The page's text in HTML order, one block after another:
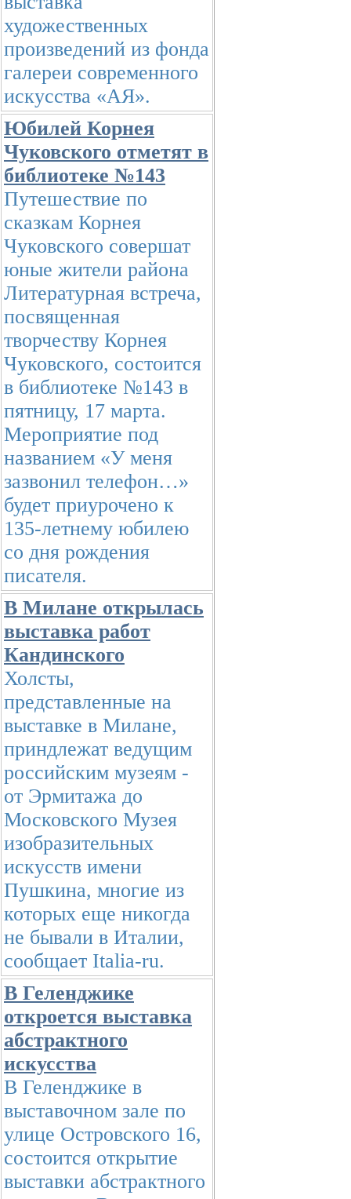
художественных
произведений из фонда
галереи современного
искусства «АЯ».
Юбилей Корнея
Чуковского отметят в
библиотеке №143
Путешествие по
сказкам Корнея
Чуковского совершат
юные жители района
Литературная встреча,
посвященная
творчеству Корнея
Чуковского, состоится
в библиотеке №143 в
пятницу, 17 марта.
Мероприятие под
названием «У меня
зазвонил телефон…»
будет приурочено к
135-летнему юбилею
со дня рождения
писателя.
В Милане открылась
выставка работ
Кандинского
Холсты,
представленные на
выставке в Милане,
приндлежат ведущим
российским музеям -
от Эрмитажа до
Московского Музея
изобразительных
искусств имени
Пушкина, многие из
которых еще никогда
не бывали в Италии,
сообщает Italia-ru.
В Геленджике
откроется выставка
абстрактного
искусства
В Геленджике в
выставочном зале по
улице Островского 16,
состоится открытие
выставки абстрактного